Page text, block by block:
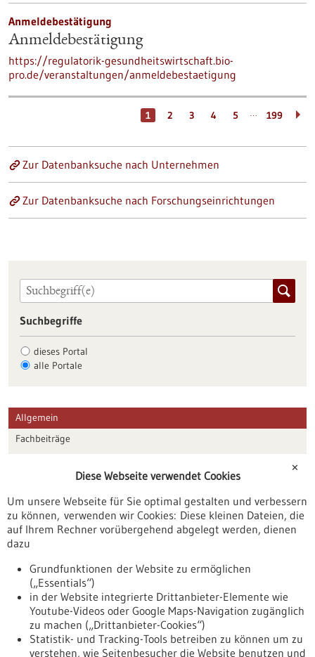
Anmeldebestätigung
Anmeldebestätigung
https://regulatorik-gesundheitswirtschaft.bio-
pro.de/veranstaltungen/anmeldebestaetigung
1 2 3 4 5 … 199
Zur Datenbanksuche nach Unternehmen
Zur Datenbanksuche nach Forschungseinrichtungen
Suchbegriffe
dieses Portal
alle Portale
Allgemein
Fachbeiträge
Veranstaltungen
Erscheinungsdatum
✕
Diese Webseite verwendet Cookies
Um unsere Webseite für Sie optimal gestalten und verbessern
zu können, verwenden wir Cookies: Diese kleinen Dateien, die
auf Ihrem Rechner vorübergehend abgelegt werden, dienen
dazu
Grundfunktionen der Website zu ermöglichen
(„Essentials“)
in der Website integrierte Drittanbieter-Elemente wie
Youtube-Videos oder Google Maps-Navigation zugänglich
zu machen („Drittanbieter-Cookies“)
Statistik- und Tracking-Tools betreiben zu können um zu
verstehen, wie Seitenbesucher die Website benutzen und